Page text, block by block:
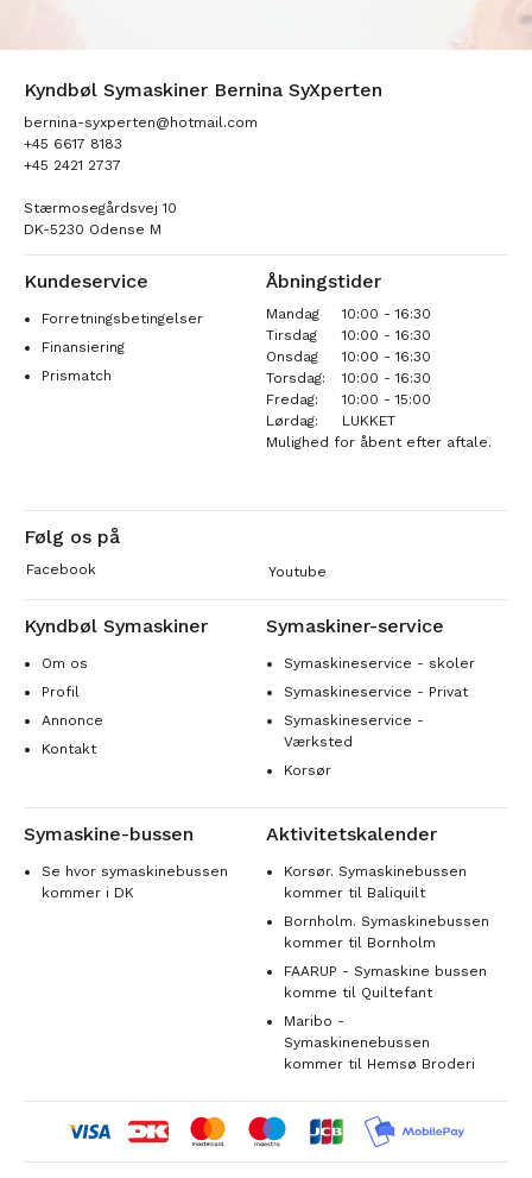
Kyndbøl Symaskiner Bernina SyXperten
bernina-syxperten@hotmail.com
+45 6617 8183
+45 2421 2737
Stærmosegårdsvej 10
DK-5230 Odense M
Kundeservice
Forretningsbetingelser
Finansiering
Prismatch
Åbningstider
Mandag
10:00 - 16:30
Tirsdag
10:00 - 16:30
Onsdag
10:00 - 16:30
Torsdag:
10:00 - 16:30
Fredag:
10:00 - 15:00
Lørdag:
LUKKET
Mulighed for åbent efter aftale.
Følg os på
Facebook Youtube
Kyndbøl Symaskiner
Om os
Profil
Annonce
Kontakt
Symaskiner-service
Symaskineservice - skoler
Symaskineservice - Privat
Symaskineservice -
Værksted
Korsør
Symaskine-bussen
Se hvor symaskinebussen
kommer i DK
Aktivitetskalender
Korsør. Symaskinebussen
kommer til Baliquilt
Bornholm. Symaskinebussen
kommer til Bornholm
FAARUP - Symaskine bussen
komme til Quiltefant
Maribo -
Symaskinenebussen
kommer til Hemsø Broderi